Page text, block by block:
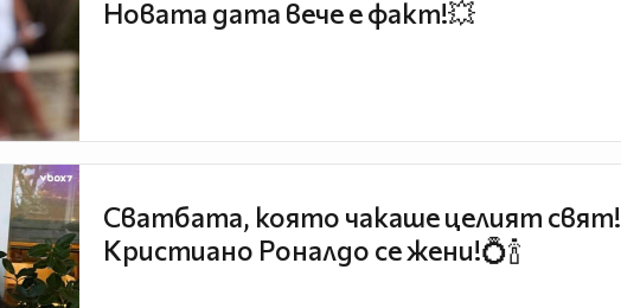
Новата дата вече е факт!💥
Сватбата, която чакаше целият свят!
Кристиано Роналдо се жени!💍🍾